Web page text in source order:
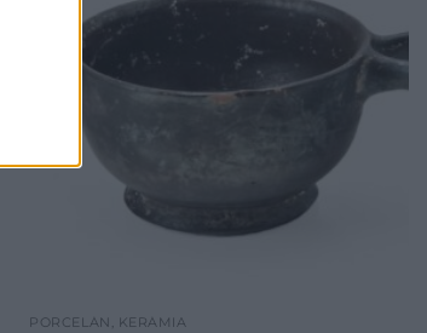
PORCELÁN, KERÁMIA